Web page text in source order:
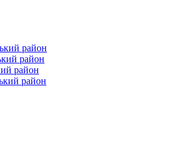
район
район
район
район